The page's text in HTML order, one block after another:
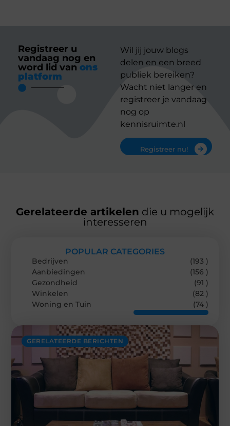
Registreer u
vandaag nog en
word lid van ons
platform
Wil jij jouw blogs
delen en een breed
publiek bereiken?
Wacht niet langer en
registreer je vandaag
nog op
kennisruimte.nl
Registreer nu!
Gerelateerde artikelen die u mogelijk
interesseren
GERELATEERDE BERICHTEN
POPULAR CATEGORIES
Bedrijven
(193 )
Aanbiedingen
(156 )
Gezondheid
(91 )
Winkelen
(82 )
Woning en Tuin
(74 )